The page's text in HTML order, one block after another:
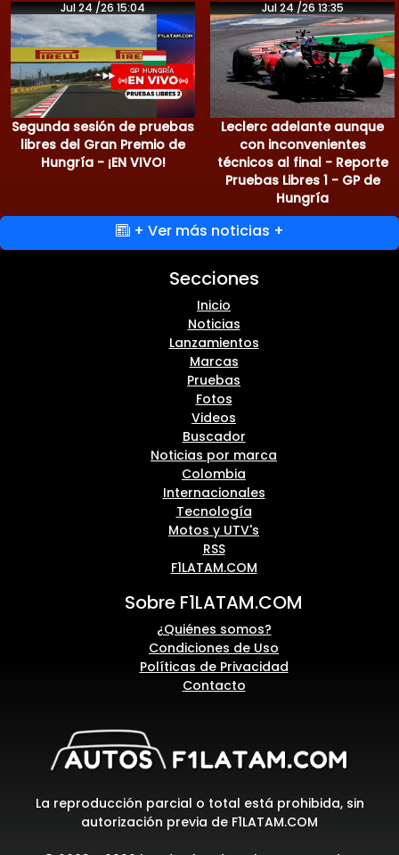
Jul 24 /26 15:04
Segunda sesión de pruebas
libres del Gran Premio de
Hungría - ¡EN VIVO!
Jul 24 /26 13:35
Leclerc adelante aunque
con inconvenientes
técnicos al final - Reporte
Pruebas Libres 1 - GP de
Hungría
+ Ver más noticias +
Secciones
Inicio
Noticias
Lanzamientos
Marcas
Pruebas
Fotos
Videos
Buscador
Noticias por marca
Colombia
Internacionales
Tecnología
Motos y UTV's
RSS
F1LATAM.COM
Sobre F1LATAM.COM
¿Quiénes somos?
Condiciones de Uso
Políticas de Privacidad
Contacto
La reproducción parcial o total está prohibida, sin
autorización previa de F1LATAM.COM